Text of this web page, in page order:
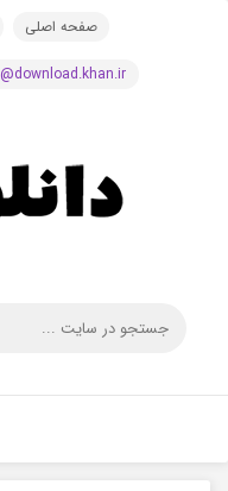
صفحه اصلی
@download.khan.ir